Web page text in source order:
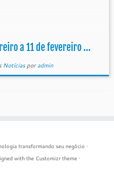
a 11 de fevereiro ...
Notíciasporadmin
transformando seu negócio ·
with the Customizr theme·